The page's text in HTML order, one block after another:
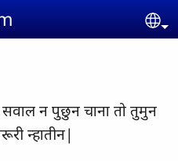
न पुछुन चाना तो तुमुन
न्हातीन|